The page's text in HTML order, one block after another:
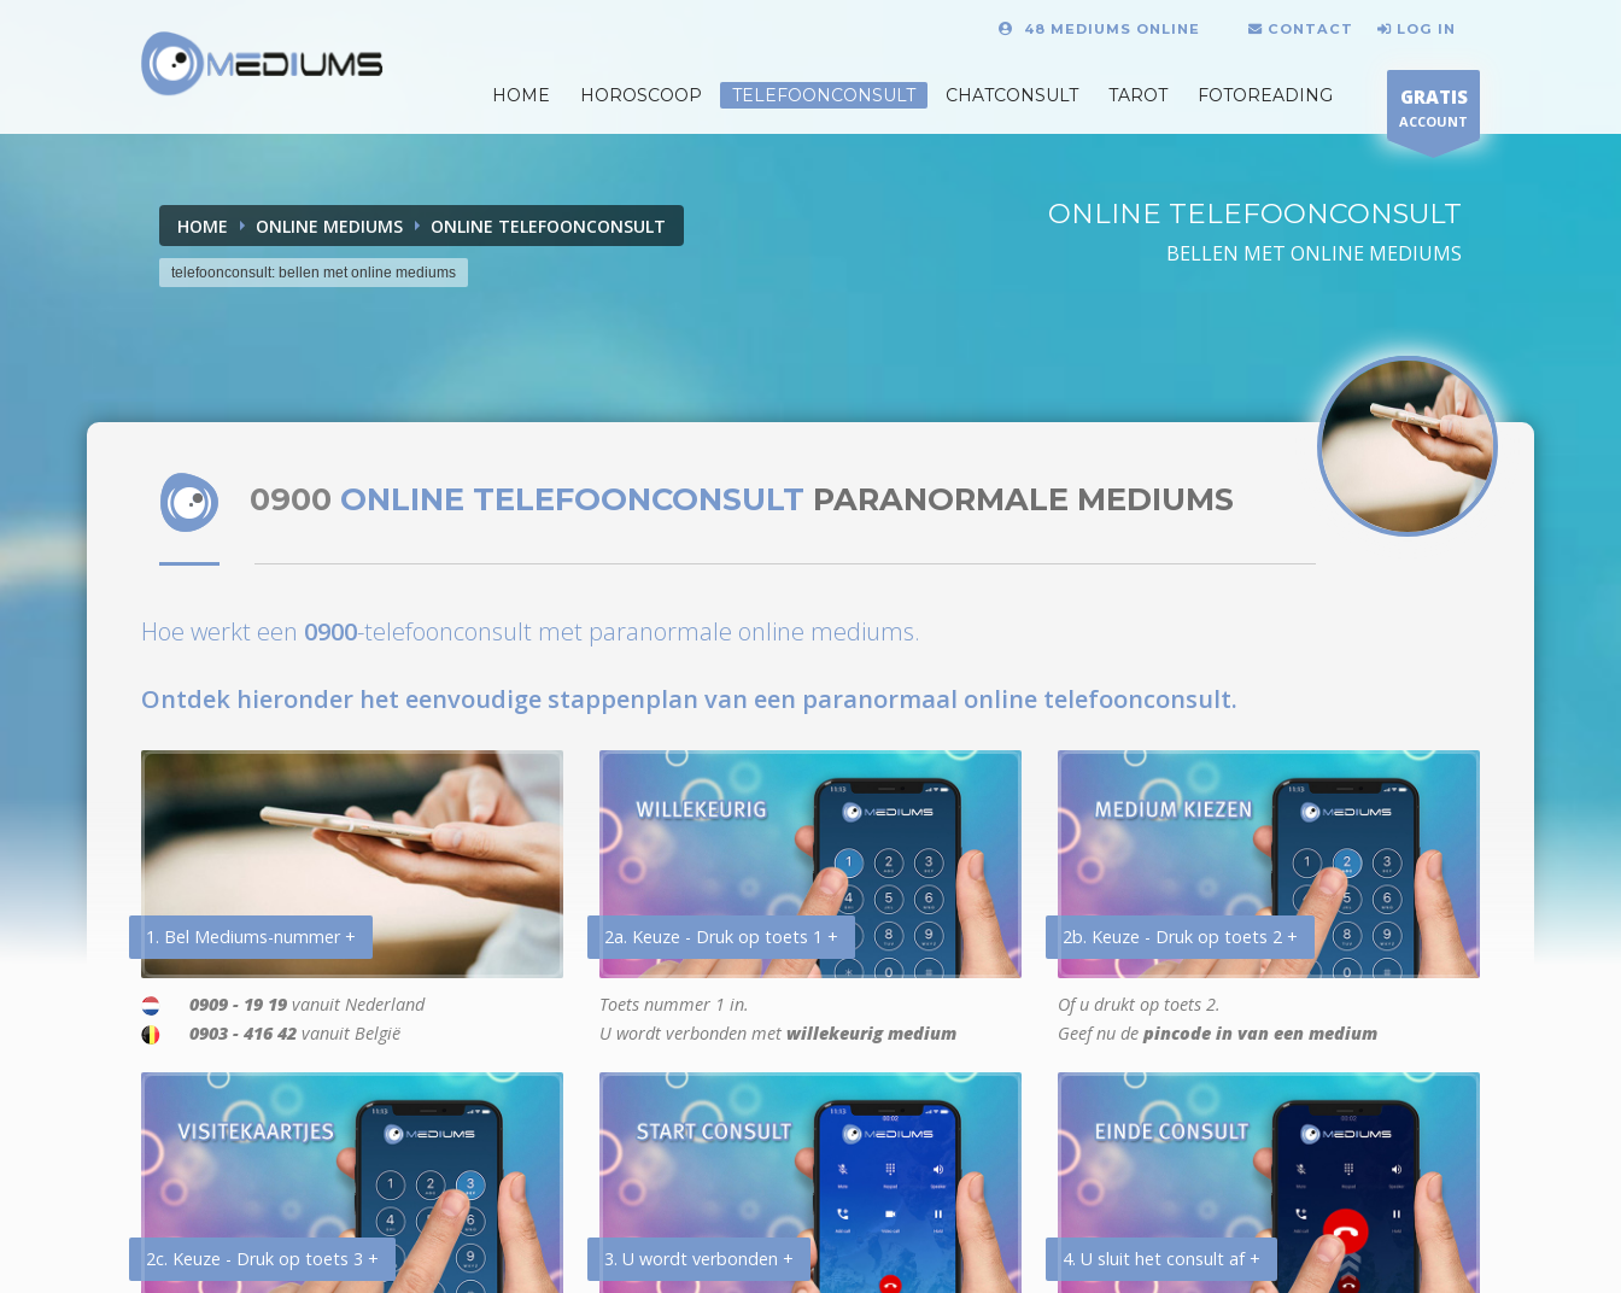
48 MEDIUMS ONLINE CONTACT LOG IN
HOME HOROSCOOP TELEFOONCONSULT CHATCONSULT TAROT FOTOREADING GRATIS
ACCOUNT
HOME ONLINE MEDIUMS ONLINE TELEFOONCONSULT
telefoonconsult: bellen met online mediums
ONLINE TELEFOONCONSULT
BELLEN MET ONLINE MEDIUMS
0900 ONLINE TELEFOONCONSULT PARANORMALE MEDIUMS
Hoe werkt een 0900-telefoonconsult met paranormale online mediums.
Ontdek hieronder het eenvoudige stappenplan van een paranormaal online telefoonconsult.
1. Bel Mediums-nummer +
0909 - 19 19 vanuit Nederland
0903 - 416 42 vanuit België
2a. Keuze - Druk op toets 1 +
Toets nummer 1 in.
U wordt verbonden met willekeurig medium
2b. Keuze - Druk op toets 2 +
Of u drukt op toets 2.
Geef nu de pincode in van een medium
2c. Keuze - Druk op toets 3 + 3. U wordt verbonden + 4. U sluit het consult af +